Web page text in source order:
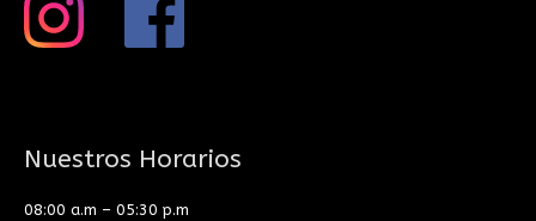
Nuestros Horarios
08:00 a.m – 05:30 p.m